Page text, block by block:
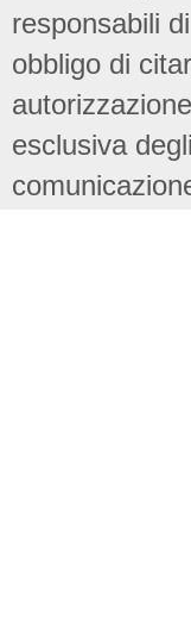
responsabili
obbligo di
esclusiva